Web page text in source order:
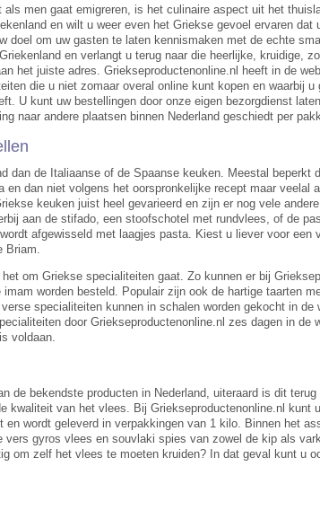
men gaat emigreren, is het culinaire aspect uit het
en wilt u weer even het Griekse gevoel ervaren
doel om uw gasten te laten kennismaken met de echte
en verlangt u terug naar die heerlijke, kruidige,
het juiste adres. Griekseproductenonline.nl heeft in de
die u niet zomaar overal online kunt kopen en waarbij u
U kunt uw bestellingen door onze eigen bezorgdienst
naar andere plaatsen binnen Nederland geschiedt per
dan de Italiaanse of de Spaanse keuken. Meestal beperkt
dan niet volgens het oorspronkelijke recept maar veelal
keuken juist heel gevarieerd en zijn er nog vele
aan de stifado, een stoofschotel met rundvlees, of de
afgewisseld met laagjes pasta. Kiest u liever voor een
Briam.
om Griekse specialiteiten gaat. Zo kunnen er bij
worden besteld. Populair zijn ook de hartige taarten
specialiteiten kunnen in schalen worden gekocht in de
door Griekseproductenonline.nl zes dagen in de
voldaan.
de bekendste producten in Nederland, uiteraard is dit
kwaliteit van het vlees. Bij Griekseproductenonline.nl kunt
wordt geleverd in verpakkingen van 1 kilo. Binnen het
vers gyros vlees en souvlaki spies van zowel de kip als
om zelf het vlees te moeten kruiden? In dat geval kunt u